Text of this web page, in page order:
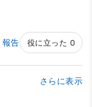
報告 役に立った 0
さらに表示